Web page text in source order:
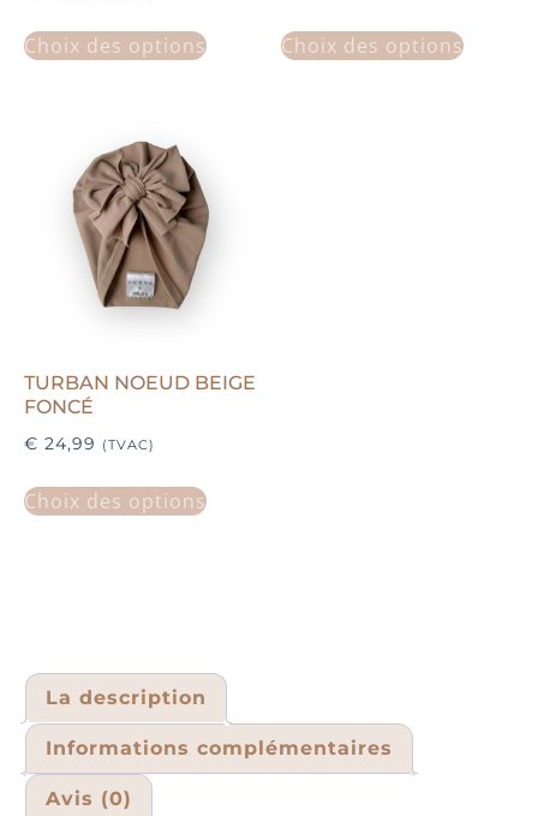
Choix des options Choix des options
TURBAN NOEUD BEIGE
FONCÉ
€ 24,99 (TVAC)
Choix des options
La description
Informations complémentaires
Avis (0)